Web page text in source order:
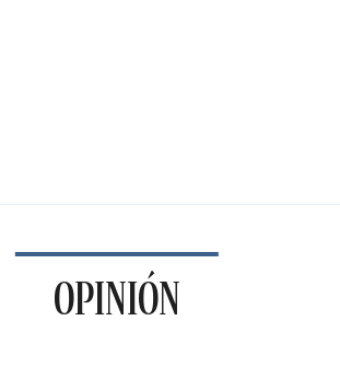
OPINIÓN